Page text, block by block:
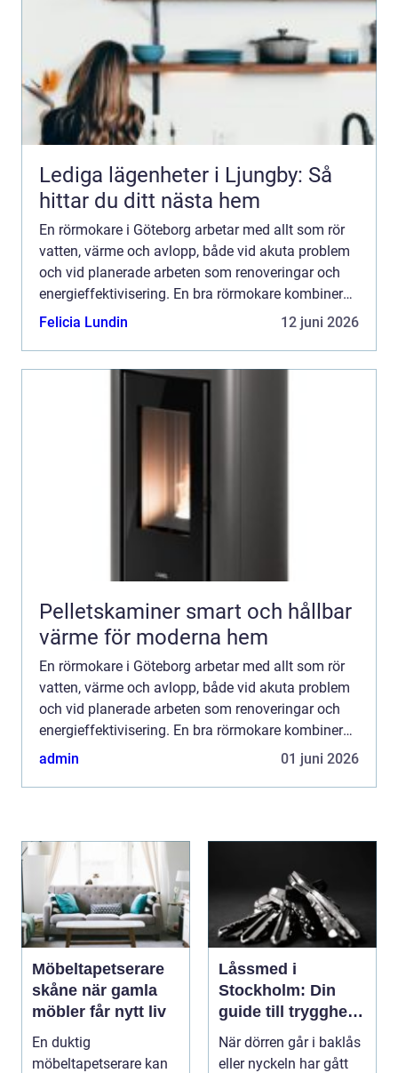
Lediga lägenheter i Ljungby: Så
hittar du ditt nästa hem
En rörmokare i Göteborg arbetar med allt som rör
vatten, värme och avlopp, både vid akuta problem
och vid planerade arbeten som renoveringar och
energieffektivisering. En bra rörmokare kombinerar
snabb hjälp med ty...
Felicia Lundin 12 juni 2026
Pelletskaminer smart och hållbar
värme för moderna hem
En rörmokare i Göteborg arbetar med allt som rör
vatten, värme och avlopp, både vid akuta problem
och vid planerade arbeten som renoveringar och
energieffektivisering. En bra rörmokare kombinerar
snabb hjälp med ty...
admin 01 juni 2026
Möbeltapetserare
skåne när gamla
möbler får nytt liv
En duktig
möbeltapetserare kan
Låssmed i
Stockholm: Din
guide till trygghet
och säkerhet
När dörren går i baklås
eller nyckeln har gått